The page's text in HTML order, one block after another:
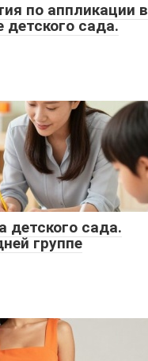
по аппликации в
детского сада.
детского сада.
группе